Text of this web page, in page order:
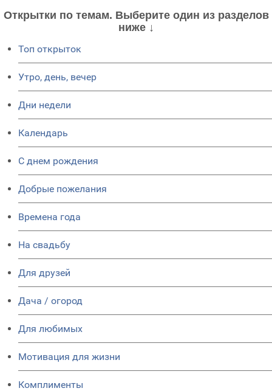
Открытки по темам. Выберите один из разделов
ниже ↓
Топ открыток
Утро, день, вечер
Дни недели
Календарь
C днем рождения
Добрые пожелания
Времена года
На свадьбу
Для друзей
Дача / огород
Для любимых
Мотивация для жизни
Комплименты